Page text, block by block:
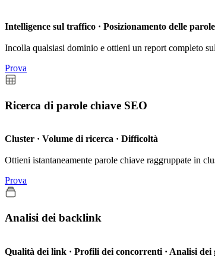
Intelligence sul traffico · Posizionamento delle
Incolla qualsiasi dominio e ottieni un report completo
Prova
Ricerca di parole chiave SEO
Cluster · Volume di ricerca · Difficoltà
Ottieni istantaneamente parole chiave raggruppate in
Prova
Analisi dei backlink
Qualità dei link · Profili dei concorrenti · Analisi dei